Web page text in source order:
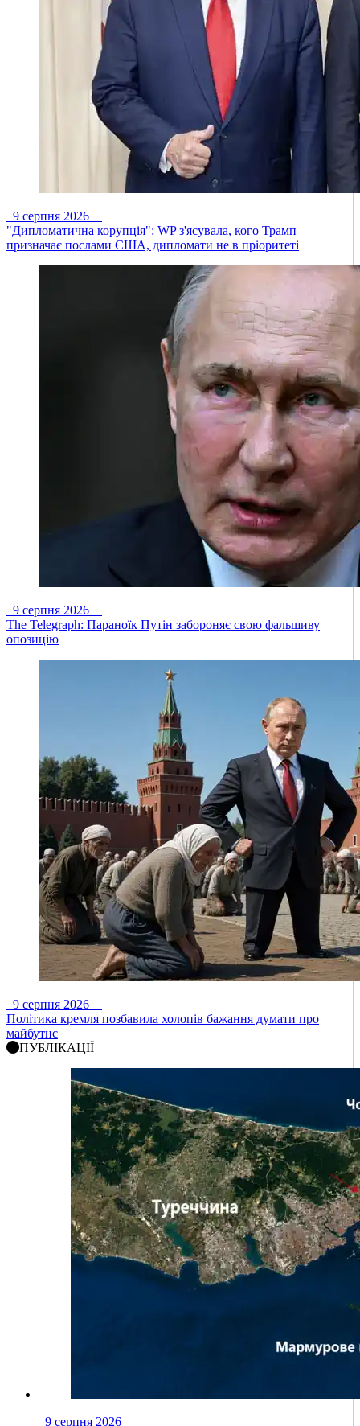
9 серпня 2026
"Дипломатична корупція": WP з'ясувала, кого Трамп
призначає послами США, дипломати не в пріоритеті
9 серпня 2026
The Telegraph: Параноїк Путін забороняє свою фальшиву
опозицію
9 серпня 2026
Політика кремля позбавила холопів бажання думати про
майбутнє
ПУБЛІКАЦІЇ
9 серпня 2026